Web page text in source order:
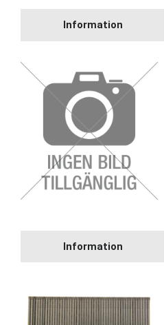
Information
Information